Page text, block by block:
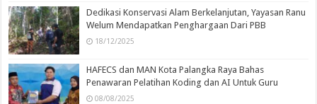
Dedikasi Konservasi Alam Berkelanjutan, Yayasan Ranu
Welum Mendapatkan Penghargaan Dari PBB
18/12/2025
HAFECS dan MAN Kota Palangka Raya Bahas
Penawaran Pelatihan Koding dan AI Untuk Guru
08/08/2025